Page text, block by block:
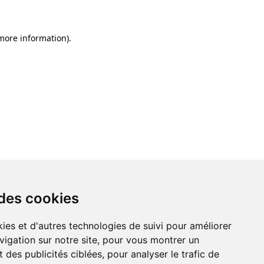
cookies
et d'autres technologies de suivi pour améliorer
sur notre site, pour vous montrer un
des publicités ciblées, pour analyser le trafic de
information).